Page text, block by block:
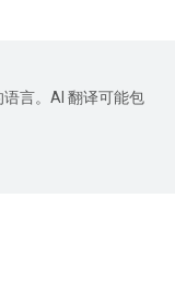
言。AI 翻译可能包